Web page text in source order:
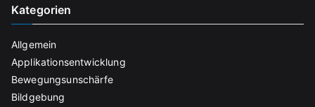
Kategorien
Allgemein
Applikationsentwicklung
Bewegungsunschärfe
Bildgebung